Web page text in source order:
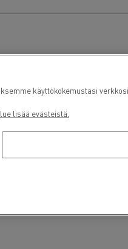
käyttökokemustasi
lue lisää evästeistä.